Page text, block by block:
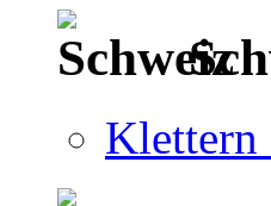
Klettern